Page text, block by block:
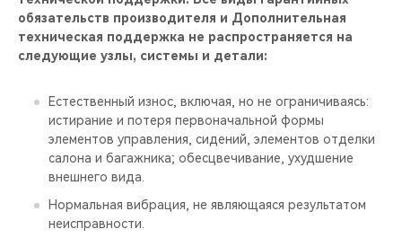
обязательств производителя и Дополнительная
техническая поддержка не распространяется на
следующие узлы, системы и детали:
Естественный износ, включая, но не ограничиваясь:
истирание и потеря первоначальной формы
элементов управления, сидений, элементов отделки
салона и багажника; обесцвечивание, ухудшение
внешнего вида.
Нормальная вибрация, не являющаяся результатом
неисправности.